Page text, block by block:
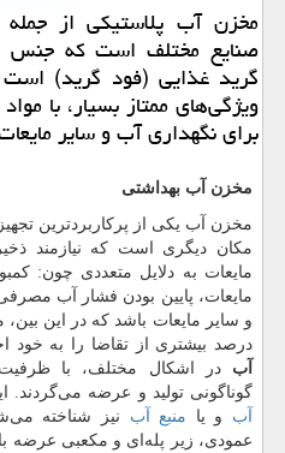
مخزن آب پلاستیكی از جمله
صنایع مختلف است كه جنس
گرید غذایی (فود گرید)
ویژگی‌های ممتاز بسیار، با
برای نگهداری آب و سایر
مخزن آب بهداشتی
مخزن آب یکی از پرکاربردترین
مکان دیگری است که نیازمند
مایعات به دلایل متعددی چون:
مایعات، پایین بودن فشار آب
و سایر مایعات باشد که در این
درصد بیشتری از تقاضا را به خود
آب در اشکال مختلف، با
گوناگونی تولید و عرضه می‌گردند.
آب و یا منبع آب نیز شناخته
عمودی، زیر پله‌ای و مکعبی عرضه